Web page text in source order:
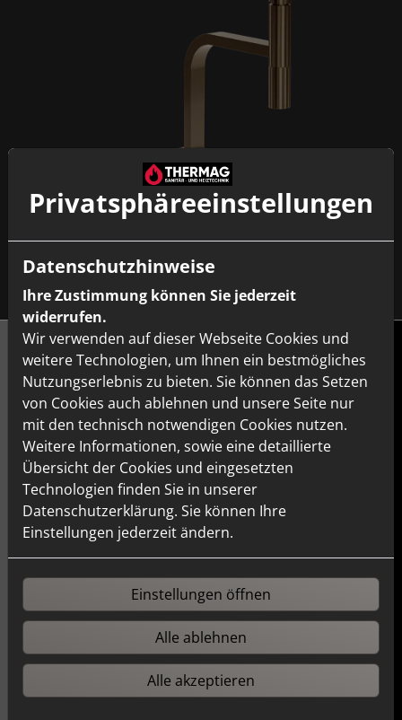
Bildquelle: Gessi
Privatsphäre­einstellungen
Datenschutzhinweise
Ihre Zustimmung können Sie jederzeit
widerrufen.
Wir verwenden auf dieser Webseite Cookies und
weitere Technologien, um Ihnen ein bestmögliches
Nutzungserlebnis zu bieten. Sie können das Setzen
von Cookies auch ablehnen und unsere Seite nur
mit den technisch notwendigen Cookies nutzen.
Weitere Informationen, sowie eine detaillierte
Übersicht der Cookies und eingesetzten
Technologien finden Sie in unserer
Datenschutzerklärung. Sie können Ihre
Einstellungen jederzeit ändern.
Einstellungen öffnen
Alle ablehnen
Alle akzeptieren